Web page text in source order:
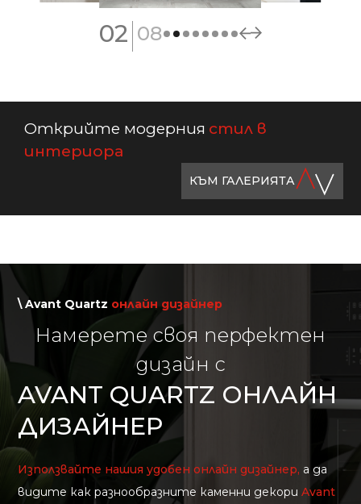
02| 08
Открийте модерния стил в
интериора
КЪМ ГАЛЕРИЯТА
\ Avant Quartz онлайн дизайнер
Намерете своя перфектен
дизайн с
AVANT QUARTZ ОНЛАЙН
ДИЗАЙНЕР
Използвайте нашия удобен онлайн дизайнер, а да
видите как разнообразните каменни декориAvant